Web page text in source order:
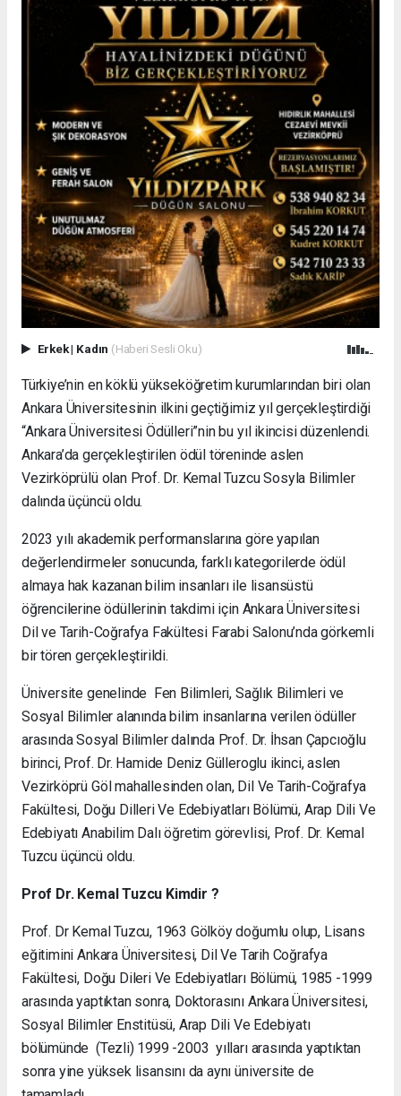
Erkek| Kadın (Haberi Sesli Oku)
Türkiye’nin en köklü yükseköğretim kurumlarından biri olan
Ankara Üniversitesinin ilkini geçtiğimiz yıl gerçekleştirdiği
“Ankara Üniversitesi Ödülleri”nin bu yıl ikincisi düzenlendi.
Ankara’da gerçekleştirilen ödül töreninde aslen
Vezirköprülü olan Prof. Dr. Kemal Tuzcu Sosyla Bilimler
dalında üçüncü oldu.
2023 yılı akademik performanslarına göre yapılan
değerlendirmeler sonucunda, farklı kategorilerde ödül
almaya hak kazanan bilim insanları ile lisansüstü
öğrencilerine ödüllerinin takdimi için Ankara Üniversitesi
Dil ve Tarih-Coğrafya Fakültesi Farabi Salonu’nda görkemli
bir tören gerçekleştirildi.
Üniversite genelinde Fen Bilimleri, Sağlık Bilimleri ve
Sosyal Bilimler alanında bilim insanlarına verilen ödüller
arasında Sosyal Bilimler dalında Prof. Dr. İhsan Çapcıoğlu
birinci, Prof. Dr. Hamide Deniz Gülleroglu ikinci, aslen
Vezirköprü Göl mahallesinden olan, Dil Ve Tarih-Coğrafya
Fakültesi, Doğu Dilleri Ve Edebiyatları Bölümü, Arap Dili Ve
Edebiyatı Anabilim Dalı öğretim görevlisi, Prof. Dr. Kemal
Tuzcu üçüncü oldu.
Prof Dr. Kemal Tuzcu Kimdir ?
Prof. Dr Kemal Tuzcu, 1963 Gölköy doğumlu olup, Lisans
eğitimini Ankara Üniversitesi, Dil Ve Tarih Coğrafya
Fakültesi, Doğu Dileri Ve Edebiyatları Bölümü, 1985 -1999
arasında yaptıktan sonra, Doktorasını Ankara Üniversitesi,
Sosyal Bilimler Enstitüsü, Arap Dili Ve Edebiyatı
bölümünde (Tezli) 1999 -2003 yılları arasında yaptıktan
sonra yine yüksek lisansını da aynı üniversite de